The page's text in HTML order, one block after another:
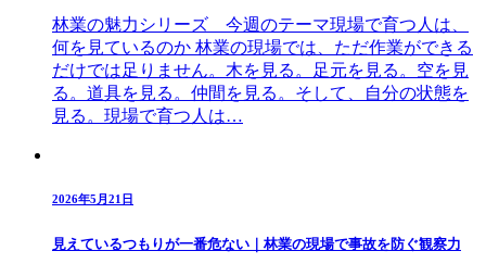
林業の魅力シリーズ 今週のテーマ現場で育つ人は、
何を見ているのか 林業の現場では、ただ作業ができる
だけでは足りません。木を見る。足元を見る。空を見
る。道具を見る。仲間を見る。そして、自分の状態を
見る。現場で育つ人は…
2026年5月21日
見えているつもりが一番危ない｜林業の現場で事故を防ぐ観察力